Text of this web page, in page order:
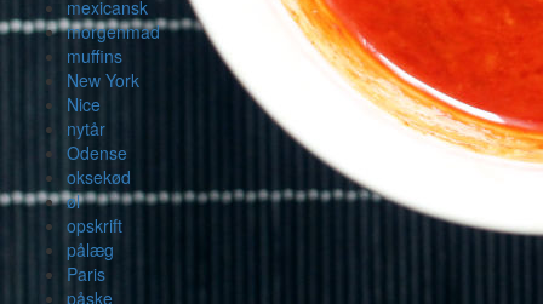
mexicansk
morgenmad
muffins
New York
Nice
nytår
Odense
oksekød
øl
opskrift
pålæg
Paris
påske